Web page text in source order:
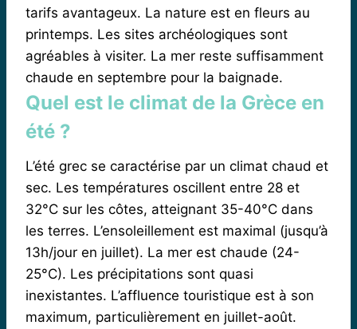
tarifs avantageux. La nature est en fleurs au
printemps. Les sites archéologiques sont
agréables à visiter. La mer reste suffisamment
chaude en septembre pour la baignade.
Quel est le climat de la Grèce en
été ?
L’été grec se caractérise par un climat chaud et
sec. Les températures oscillent entre 28 et
32°C sur les côtes, atteignant 35-40°C dans
les terres. L’ensoleillement est maximal (jusqu’à
13h/jour en juillet). La mer est chaude (24-
25°C). Les précipitations sont quasi
inexistantes. L’affluence touristique est à son
maximum, particulièrement en juillet-août.